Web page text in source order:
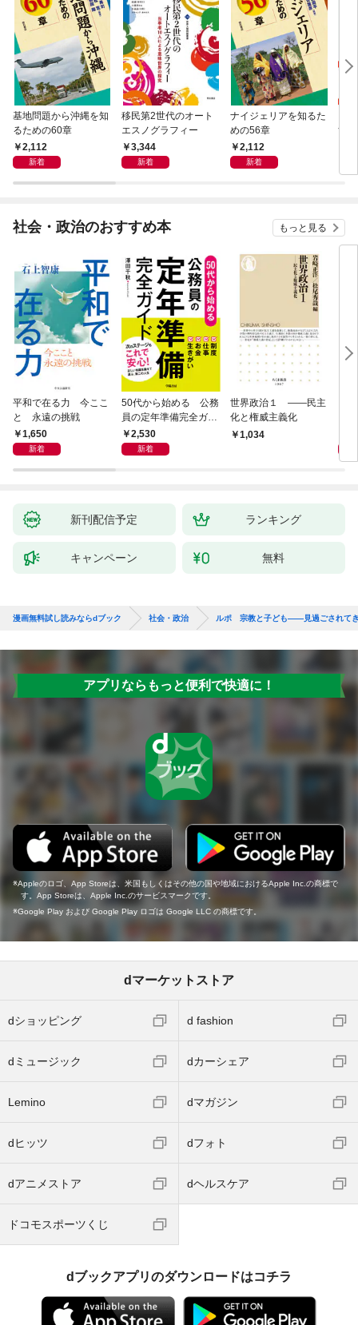
基地問題から沖縄を知
るための60章
2,112
新着
移民第2世代のオート
エスノグラフィー
3,344
新着
ナイジェリアを知るた
めの56章
2,112
新着
すめ
社会・政治のおすすめ本 もっと見る
平和で在る力 今ここ
と 永遠の挑戦
1,650
新着
50代から始める 公務
員の定年準備完全ガイ
ド2,530
新着
世界政治１ ――民主
化と権威主義化
1,034
新刊配信予定 ランキング
キャンペーン 無料
漫画無料試し読みならdブック 社会・政治 ルポ 宗教と子ども――見過ごされて
アプリならもっと便利で快適に！
Appleのロゴ、App Storeは、米国もしくはその他の国や地域におけるApple Inc.の商標で
す。App Storeは、Apple Inc.のサービスマークです。
Google Play および Google Play ロゴは Google LLC の商標です。
dマーケットストア
dショッピング d fashion
dミュージック dカーシェア
Lemino dマガジン
dヒッツ dフォト
dアニメストア dヘルスケア
ドコモスポーツくじ
dブックアプリのダウンロードはコチラ